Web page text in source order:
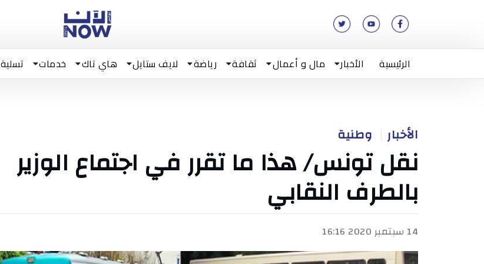
الرئيسية الأخبار مال و أعمال ثقافة رياضة لايف ستايل هاي تاك خدمات تسلية
الأخبار وطنية
نقل تونس/ هذا ما تقرر في اجتماع الوزير
بالطرف النقابي
14 سبتمبر 2020 16:16